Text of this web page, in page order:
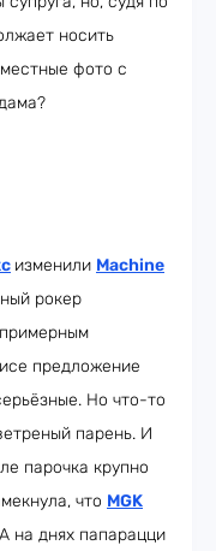
носить
фото с
изменили Machine
рокер
предложение
Но что-то
парень. И
парочка крупно
что MGK
на днях папарацци